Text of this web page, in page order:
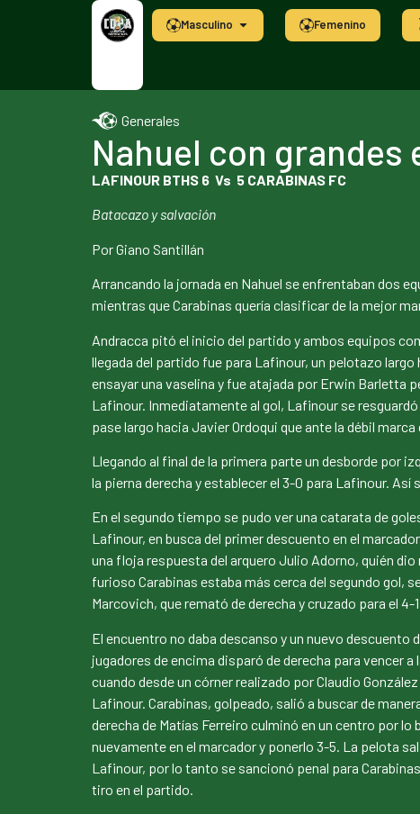
Masculino Femenino
Generales
Nahuel con grandes
LAFINOUR BTHS 6 Vs 5 CARABINAS FC
Batacazo y salvación
Por Giano Santillán
Arrancando la jornada en Nahuel se enfrentaban dos
mientras que Carabinas quería clasificar de la mejor
Andracca pitó el inicio del partido y ambos equipos
llegada del partido fue para Lafinour, un pelotazo
ensayar una vaselina y fue atajada por Erwin Barletta
Lafinour. Inmediatamente al gol, Lafinour se
pase largo hacia Javier Ordoqui que ante la débil
Llegando al final de la primera parte un desborde por
la pierna derecha y establecer el 3-0 para Lafinour.
En el segundo tiempo se pudo ver una catarata de
Lafinour, en busca del primer descuento en el
una floja respuesta del arquero Julio Adorno, quién
furioso Carabinas estaba más cerca del segundo gol,
Marcovich, que remató de derecha y cruzado para el 4-
El encuentro no daba descanso y un nuevo descuento
jugadores de encima disparó de derecha para vencer
cuando desde un córner realizado por Claudio
Lafinour. Carabinas, golpeado, salió a buscar de
derecha de Matías Ferreiro culminó en un centro por
nuevamente en el marcador y ponerlo 3-5. La pelota
Lafinour, por lo tanto se sancionó penal para
tiro en el partido.